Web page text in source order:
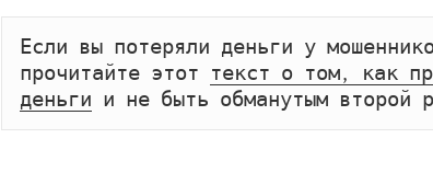
Если вы потеряли деньги у
прочитайте этот
текст о том, как
деньги и не быть обманутым второй